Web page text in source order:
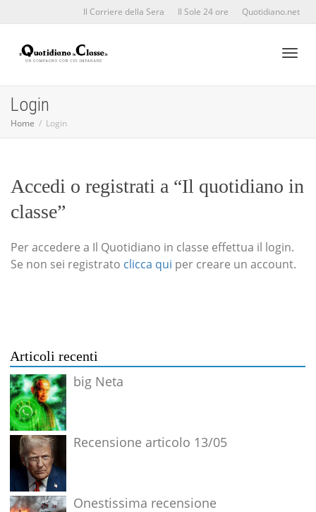
Il Corriere della Sera Il Sole 24 ore Quotidiano.net
Login
Home Login
Accedi o registrati a “Il quotidiano in
classe”
Per accedere a Il Quotidiano in classe effettua il login.
Se non sei registrato clicca qui per creare un account.
Articoli recenti
big Neta
Recensione articolo 13/05
Onestissima recensione